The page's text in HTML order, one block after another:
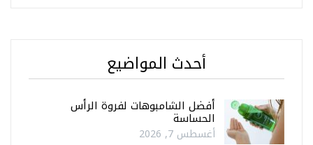
أحدث المواضيع
أفضل الشامبوهات لفروة الرأس
الحساسة
أغسطس 7, 2026